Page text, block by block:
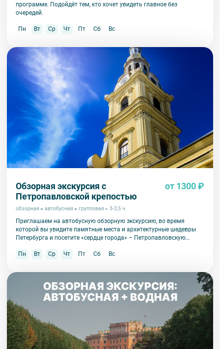
программе. Подойдёт тем, кто хочет увидеть главное без
очередей.
Пн Вт Ср Чт Пт Сб Вс
Обзорная экскурсия с
Петропавловской крепостью
от 1300 ₽
обзорная автобусная групповая 3-3,5 ч.
Приглашаем на автобусную обзорную экскурсию, во время
которой вы увидите памятные места и архитектурные шедевры
Петербурга и посетите «сердце города» – Петропавловскую
Пн
Вт Ср Чт Пт Сб Вс